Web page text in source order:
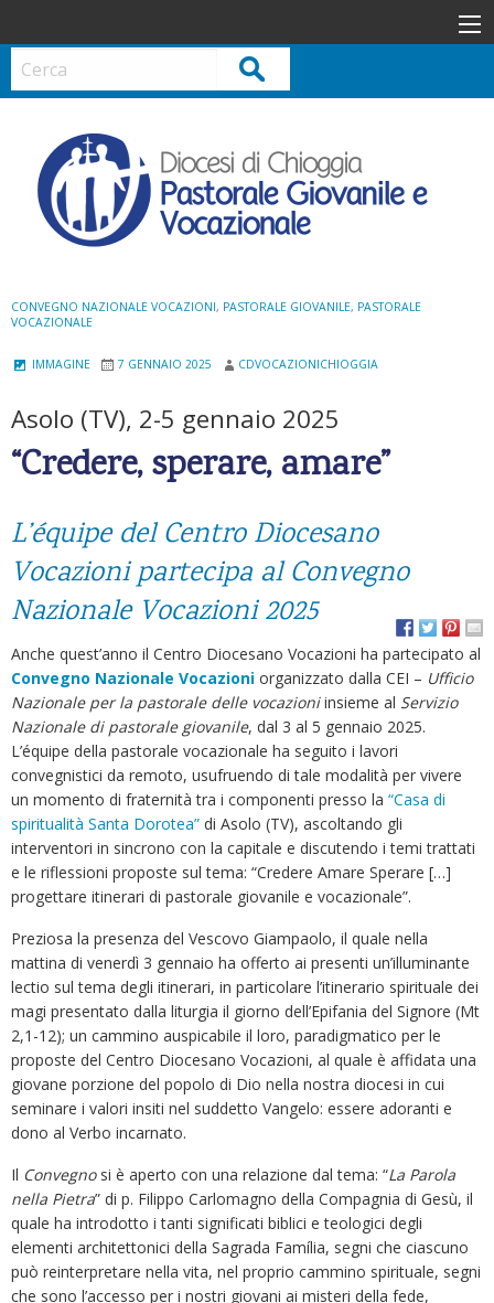
k
p
Cerca
CONVEGNO NAZIONALE VOCAZIONI, PASTORALE GIOVANILE, PASTORALE
VOCAZIONALE
IMMAGINE 7 GENNAIO 2025 CDVOCAZIONICHIOGGIA
Asolo (TV), 2-5 gennaio 2025
“Credere, sperare, amare”
L’équipe del Centro Diocesano
Vocazioni partecipa al Convegno
Nazionale Vocazioni 2025
Anche quest’anno il Centro Diocesano Vocazioni ha partecipato al
Convegno Nazionale Vocazioni organizzato dalla CEI – Ufficio
Nazionale per la pastorale delle vocazioniinsieme al Servizio
Nazionale di pastorale giovanile, dal 3 al 5 gennaio 2025.
L’équipe della pastorale vocazionale ha seguito i lavori
convegnistici da remoto, usufruendo di tale modalità per vivere
un momento di fraternità tra i componenti presso la “Casa di
spiritualità Santa Dorotea” di Asolo (TV), ascoltando gli
interventori in sincrono con la capitale e discutendo i temi trattati
e le riflessioni proposte sul tema: “Credere Amare Sperare […]
progettare itinerari di pastorale giovanile e vocazionale”.
Preziosa la presenza del Vescovo Giampaolo, il quale nella
mattina di venerdì 3 gennaio ha offerto ai presenti un’illuminante
lectio sul tema degli itinerari, in particolare l’itinerario spirituale dei
magi presentato dalla liturgia il giorno dell’Epifania del Signore (Mt
2,1-12); un cammino auspicabile il loro, paradigmatico per le
proposte del Centro Diocesano Vocazioni, al quale è affidata una
giovane porzione del popolo di Dio nella nostra diocesi in cui
seminare i valori insiti nel suddetto Vangelo: essere adoranti e
dono al Verbo incarnato.
Il Convegnosi è aperto con una relazione dal tema: “La Parola
nella Pietra” di p. Filippo Carlomagno della Compagnia di Gesù, il
quale ha introdotto i tanti significati biblici e teologici degli
elementi architettonici della Sagrada Família, segni che ciascuno
può reinterpretare nella vita, nel proprio cammino spirituale, segni
che sono l’accesso per i nostri giovani ai misteri della fede,